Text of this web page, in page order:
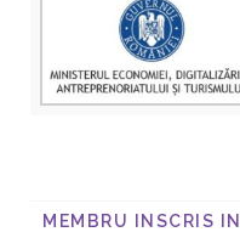
MEMBRU INSCRIS IN